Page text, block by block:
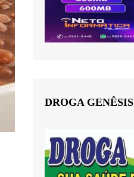
DROGA GENÊSIS